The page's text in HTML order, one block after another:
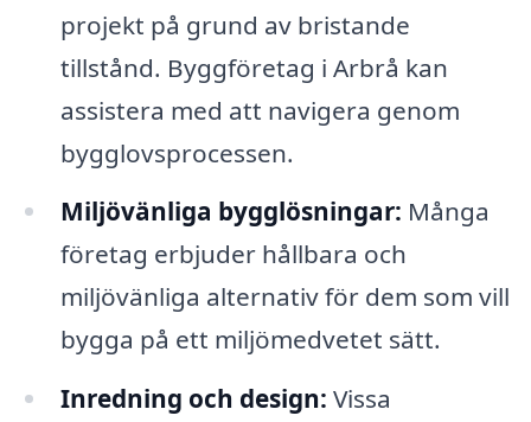
projekt på grund av bristande
tillstånd. Byggföretag i Arbrå kan
assistera med att navigera genom
bygglovsprocessen.
Miljövänliga bygglösningar: Många
företag erbjuder hållbara och
miljövänliga alternativ för dem som vill
bygga på ett miljömedvetet sätt.
Inredning och design: Vissa